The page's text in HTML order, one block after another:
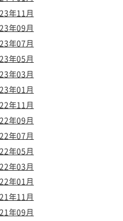
年11月
年09月
年07月
年05月
年03月
年01月
年11月
年09月
年07月
年05月
年03月
年01月
年11月
年09月